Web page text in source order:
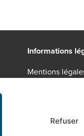
Refuser
Informations
Mentions